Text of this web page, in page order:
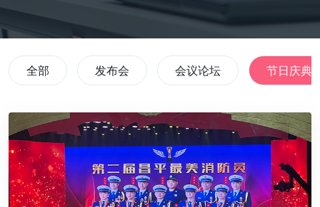
全部 发布会 会议论坛 节日庆典